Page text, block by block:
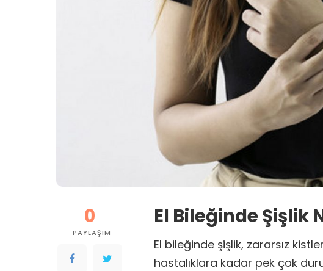
0
PAYLAŞIM
El Bileğinde Şişlik
El bileğinde şişlik, zararsız
hastalıklara kadar pek çok